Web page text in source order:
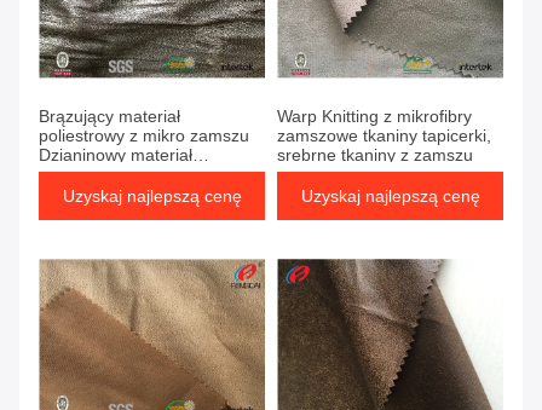
Brązujący materiał
poliestrowy z mikro zamszu
Dzianinowy materiał
zamszowy typu High End
Uzyskaj najlepszą cenę
Warp Knitting z mikrofibry
zamszowe tkaniny tapicerki,
srebrne tkaniny z zamszu
Uzyskaj najlepszą cenę